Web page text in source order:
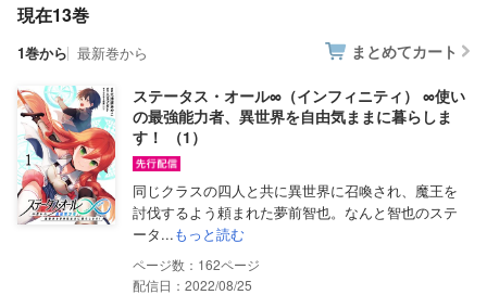
現在13巻
1巻から 最新巻から まとめてカート
ステータス・オール∞（インフィニティ） ∞使い
の最強能力者、異世界を自由気ままに暮らしま
す！ （1）
同じクラスの四人と共に異世界に召喚され、魔王を
討伐するよう頼まれた夢前智也。なんと智也のステ
ータ...もっと読む
162
配信日：2022/08/25